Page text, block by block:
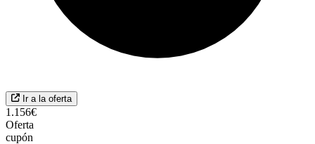
Ir a la oferta
1.156€
Oferta
cupón